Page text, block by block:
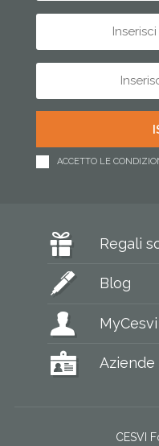
ACCETTO LE
Regali
Blog
MyCesvi
Aziende
CESVI